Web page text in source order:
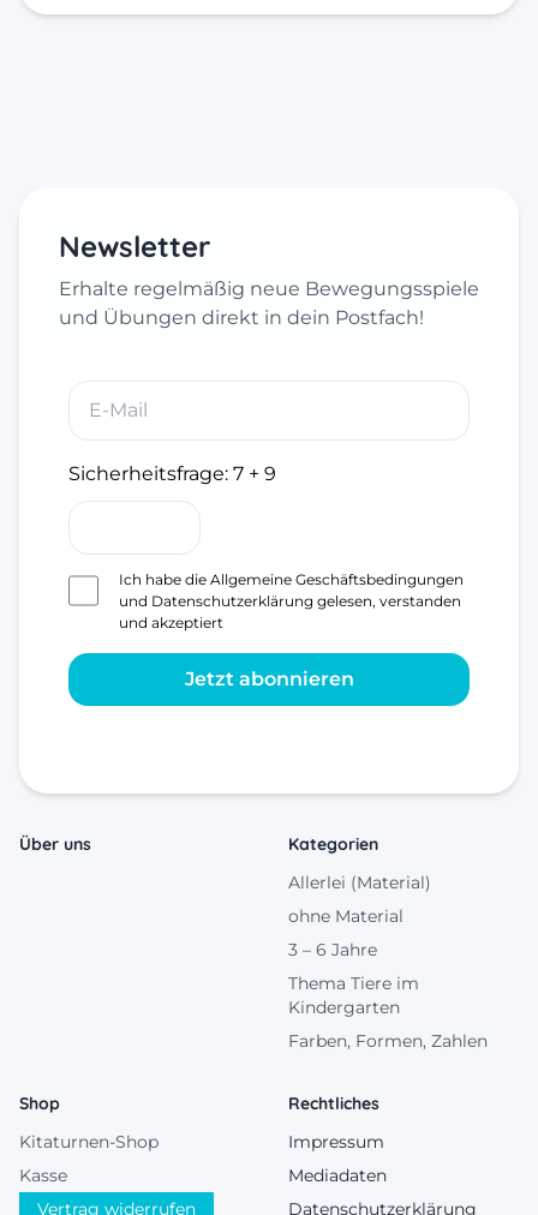
Newsletter
Erhalte regelmäßig neue Bewegungsspiele
und Übungen direkt in dein Postfach!
Sicherheitsfrage: 7 + 9
Ich habe die Allgemeine Geschäftsbedingungen
und Datenschutzerklärung gelesen, verstanden
und akzeptiert
Jetzt abonnieren
Über uns
Kategorien
Allerlei (Material)
ohne Material
3 – 6 Jahre
Thema Tiere im
Kindergarten
Farben, Formen, Zahlen
Shop
Kitaturnen-Shop
Kasse
Vertrag widerrufen
Rechtliches
Impressum
Mediadaten
Datenschutzerklärung